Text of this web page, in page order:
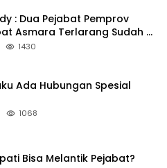
Asmara Terlarang Sudah di
1430
Ada Hubungan Spesial
1068
Bisa Melantik Pejabat?